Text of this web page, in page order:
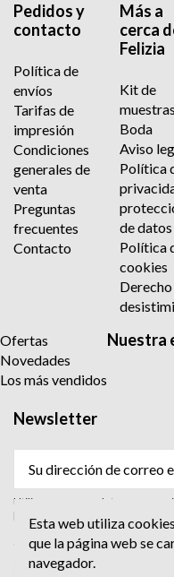
Pedidos y
contacto
Política de
envíos
Tarifas de
impresión
Condiciones
generales de
venta
Preguntas
frecuentes
Contacto
Más a
cerca
Felizia
Kit de
muestras
Boda
Aviso
Política
de datos
Política
cookies
Ofertas
Novedades
Los más vendidos
Nuestra
Newsletter
Utilizaremos sus datos para
boletín informativo. Para más
sobre el tratamiento y sus
consulte la política de
Acepto el tratamiento para
Esta web utiliza
que la página web se
navegador.